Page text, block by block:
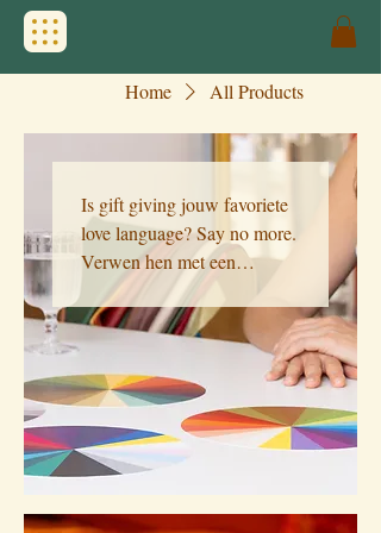
Home All Products
Is gift giving jouw favoriete
love language? Say no more.
Verwen hen met een
kleuranalyse! It’s the gift that
keeps on giving. Want jouw
kleuren heb je voor het
leven. Dit is het ideale
cadeau voor zowel
shopaholics, als mensen die
zo snel mogelijk de winkel